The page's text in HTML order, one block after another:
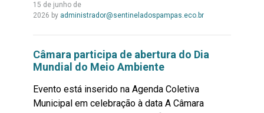
15 de junho de
2026 by administrador@sentineladospampas.eco.brLeia
Câmara participa de abertura do Dia
Mundial do Meio Ambiente
Evento está inserido na Agenda Coletiva
Municipal em celebração à data A Câmara